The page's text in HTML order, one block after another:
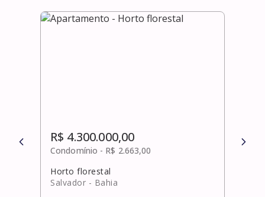
R$ 4.300.000,00
Condomínio - R$ 2.663,00
Horto florestal
Salvador - Bahia
R$